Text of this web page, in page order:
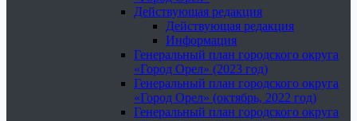
Действующая редакция
Действующая редакция
Информация
Генеральный план городского округа
«Город Орел» (2023 год)
Генеральный план городского округа
«Город Орел» (октябрь, 2022 год)
Генеральный план городского округа